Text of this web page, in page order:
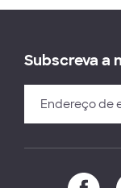
Subscreva a